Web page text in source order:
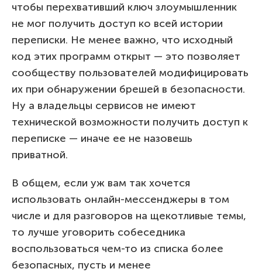
чтобы перехвативший ключ злоумышленник
не мог получить доступ ко всей истории
переписки. Не менее важно, что исходный
код этих программ открыт — это позволяет
сообществу пользователей модифицировать
их при обнаружении брешей в безопасности.
Ну а владельцы сервисов не имеют
технической возможности получить доступ к
переписке — иначе ее не назовешь
приватной.
В общем, если уж вам так хочется
использовать онлайн-мессенджеры в том
числе и для разговоров на щекотливые темы,
то лучше уговорить собеседника
воспользоваться чем-то из списка более
безопасных, пусть и менее